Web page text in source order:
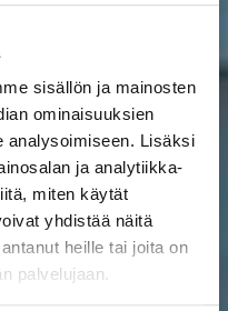
sisällön ja mainosten
ominaisuuksien
analysoimiseen. Lisäksi
ja analytiikka-
miten käytät
yhdistää näitä
heille tai joita on
palvelujaan.